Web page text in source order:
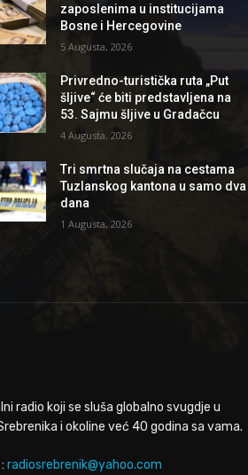
zaposlenima u institucijama
Bosne i Hercegovine
5 Augusta, 2026
Privredno-turistička ruta „Put
šljive“ će biti predstavljena na
53. Sajmu šljive u Gradačcu
4 Augusta, 2026
Tri smrtna slučaja na cestama
Tuzlanskog kantona u samo dva
dana
1 Augusta, 2026
radio koji se sluša globalno svugdje u
i okoline već 40 godina sa vama.
radiosrebrenik@yahoo.com